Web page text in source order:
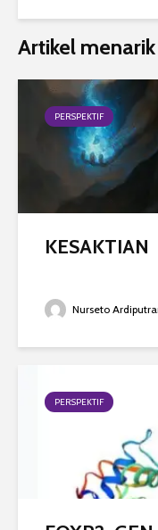
Artikel
PERSPEKTIF
KESAKTIAN
Nurseto
PERSPEKTIF